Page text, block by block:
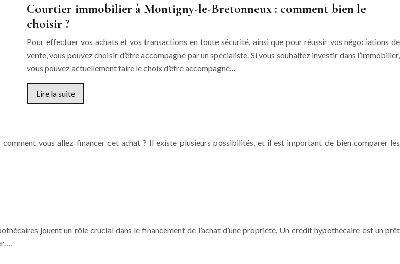
Courtier immobilier à Montigny-le-Bretonneux : comment bien le
choisir ?
Pour effectuer vos achats et vos transactions en toute sécurité, ainsi que pour réussir vos négociations de
vente, vous pouvez choisir d’être accompagné par un spécialiste. Si vous souhaitez investir dans l’immobilier,
vous pouvez actuellement faire le choix d’être accompagné…
Lire la suite
comment vous allez financer cet achat ? Il existe plusieurs possibilités, et il est important de bien comparer les
jouent un rôle crucial dans le financement de l’achat d’une propriété. Un crédit hypothécaire est un prêt